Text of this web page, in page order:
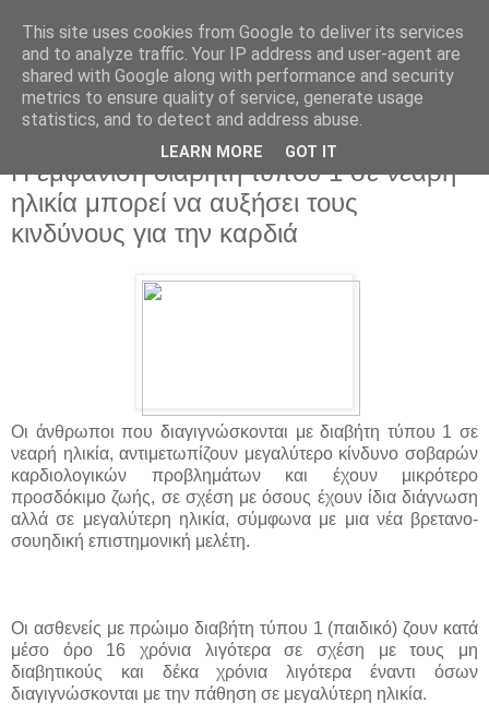
Η εμφάνιση διαβήτη τύπου 1 σε νεαρή
ηλικία μπορεί να αυξήσει τους
κινδύνους για την καρδιά
Οι άνθρωποι που διαγιγνώσκονται με διαβήτη τύπου 1 σε
νεαρή ηλικία, αντιμετωπίζουν μεγαλύτερο κίνδυνο σοβαρών
καρδιολογικών προβλημάτων και έχουν μικρότερο
προσδόκιμο ζωής, σε σχέση με όσους έχουν ίδια διάγνωση
αλλά σε μεγαλύτερη ηλικία, σύμφωνα με μια νέα βρετανο-
σουηδική επιστημονική μελέτη.
Οι ασθενείς με πρώιμο διαβήτη τύπου 1 (παιδικό) ζουν κατά
μέσο όρο 16 χρόνια λιγότερα σε σχέση με τους μη
διαβητικούς και δέκα χρόνια λιγότερα έναντι όσων
διαγιγνώσκονται με την πάθηση σε μεγαλύτερη ηλικία.
This site uses cookies from Google to deliver its services
and to analyze traffic. Your IP address and user-agent are
shared with Google along with performance and security
metrics to ensure quality of service, generate usage
statistics, and to detect and address abuse.
LEARN MORE GOT IT